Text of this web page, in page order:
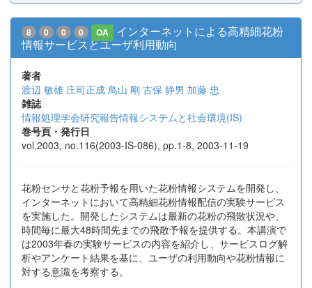
8 0 0 0 OA
インターネットによる高精細花粉
情報サービスとユーザ利用動向
著者
渡辺 敏雄 庄司正成 鳥山 剛 古保 静男 加藤 忠
雑誌
情報処理学会研究報告情報システムと社会環境(IS)
巻号頁・発行日
vol.2003, no.116(2003-IS-086), pp.1-8, 2003-11-19
花粉センサと花粉予報を用いた花粉情報システムを開発し、
インターネットにおいて高精細花粉情報配信の実験サービス
を実施した。開発したシステムは最新の花粉の飛散状況や、
時間毎に最大48時間先までの飛散予報を提供する。本講演で
は2003年春の実験サービスの内容を紹介し、サービスログ解
析やアンケート結果を基に、ユーザの利用動向や花粉情報に
対する意識を考察する。